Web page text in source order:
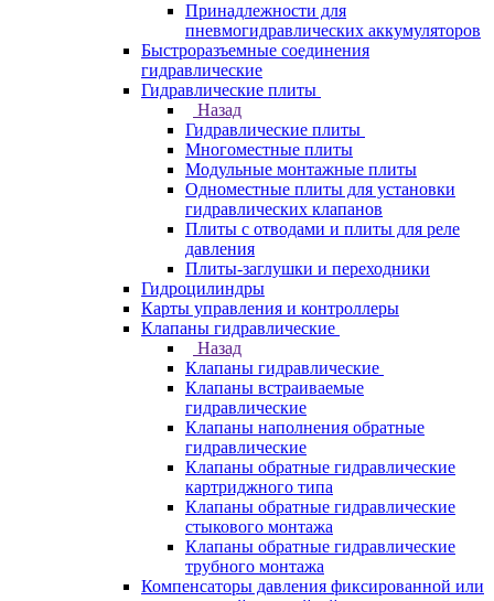
Принадлежности для
пневмогидравлических аккумуляторов
Быстроразъемные соединения
гидравлические
Гидравлические плиты
Назад
Гидравлические плиты
Многоместные плиты
Модульные монтажные плиты
Одноместные плиты для установки
гидравлических клапанов
Плиты с отводами и плиты для реле
давления
Плиты-заглушки и переходники
Гидроцилиндры
Карты управления и контроллеры
Клапаны гидравлические
Назад
Клапаны гидравлические
Клапаны встраиваемые
гидравлические
Клапаны наполнения обратные
гидравлические
Клапаны обратные гидравлические
картриджного типа
Клапаны обратные гидравлические
стыкового монтажа
Клапаны обратные гидравлические
трубного монтажа
Компенсаторы давления фиксированной или